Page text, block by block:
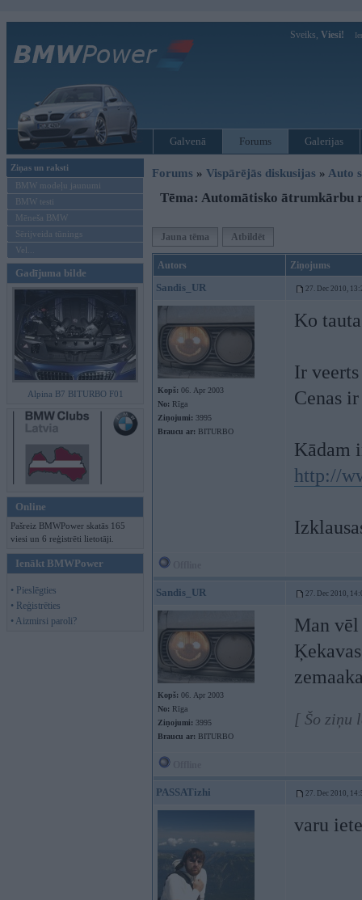
Sveiks, Viesi!
Galvenā Forums Galerijas
Ziņas un raksti
BMW modeļu jaunumi
BMW testi
Mēneša BMW
Sērijveida tūnings
Vel...
Gadījuma bilde
Alpina B7 BITURBO F01
Online
Pašreiz BMWPower skatās 165
viesi un 6 reģistrēti lietotāji.
Ienākt BMWPower
• Pieslēgties
• Reģistrēties
• Aizmirsi paroli?
Forums » Vispārējās diskusijas » Auto
Tēma: Automātisko ātrumkārbu
Jauna tēma Atbildēt
Autors Ziņojums
Sandis_UR 27. Dec 2010,
Kopš: 06. Apr 2003
No: Rīga
Ziņojumi: 3995
Braucu ar: BITURBO
Ko
Ir
Cenas
Kādam
http://
Sandis_UR 27. Dec 2010,
Kopš: 06. Apr 2003
No: Rīga
Ziņojumi: 3995
Braucu ar: BITURBO
Man
[ Šo ziņu
PASSATizhi 27. Dec 2010,
varu